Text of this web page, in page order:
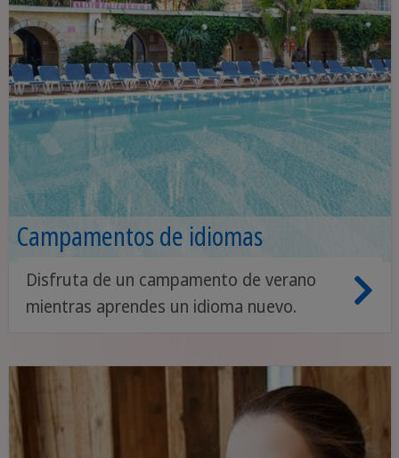
Campamentos de idiomas
Disfruta de un campamento de verano
mientras aprendes un idioma nuevo.